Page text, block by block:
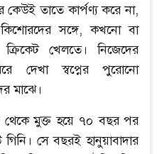
কেউই তাতে কার্পণ্য করে না,
কিশোরদের সঙ্গে, কখনো বা
খেলতে। নিজেদের
দেখা স্বপ্নের পুরোনো
মাঝে।
থেকে মুক্ত হয়ে ৭০ বছর পর
সে বছরই হানুয়াবাদার